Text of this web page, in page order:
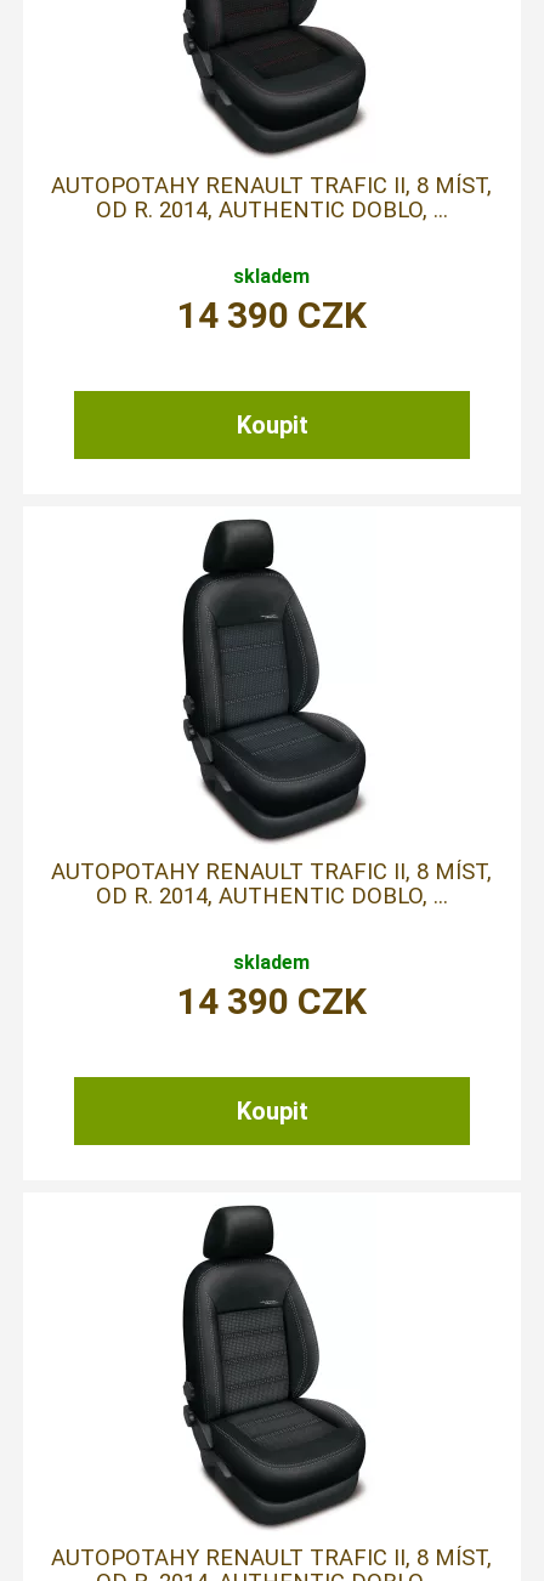
AUTOPOTAHY RENAULT TRAFIC II, 8 MÍST,
OD R. 2014, AUTHENTIC DOBLO, ...
skladem
14 390 CZK
AUTOPOTAHY RENAULT TRAFIC II, 8 MÍST,
OD R. 2014, AUTHENTIC DOBLO, ...
skladem
14 390 CZK
AUTOPOTAHY RENAULT TRAFIC II, 8 MÍST,